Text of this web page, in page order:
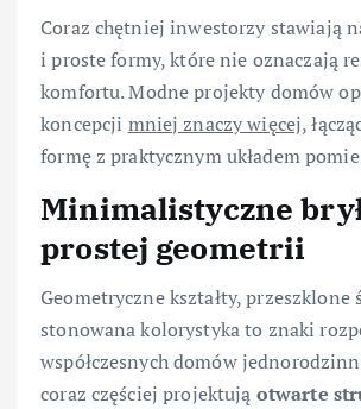
Coraz chętniej inwestorzy stawiają
i proste formy, które nie oznaczają
komfortu. Modne projekty domów
koncepcji mniej znaczy więcej,
formę z praktycznym układem
Minimalistyczne
prostej geometrii
Geometryczne kształty, przeszklone
stonowana kolorystyka to znaki
współczesnych domów
coraz częściej projektują otwarte